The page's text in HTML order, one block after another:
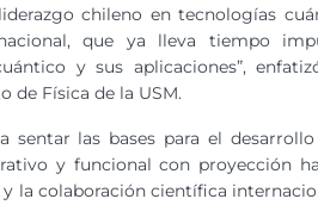
chileno en tecnologías
que ya lleva tiempo
y sus aplicaciones”,
de Física de la USM.
sentar las bases para el
y funcional con proyección
y la colaboración científica